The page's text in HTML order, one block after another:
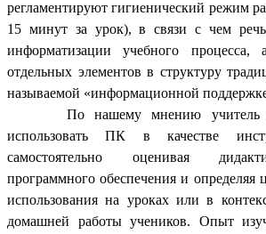
регламентируют гигиенический режим
15 минут за урок), в связи с чем
информатизации учебного
отдельных элементов в структуру
называемой «информационной
По нашему мнению учитель
использовать ПК в качестве
самостоятельно оценивая
программного обеспечения и определяя
использования на уроках или в
домашней работы учеников. Опыт